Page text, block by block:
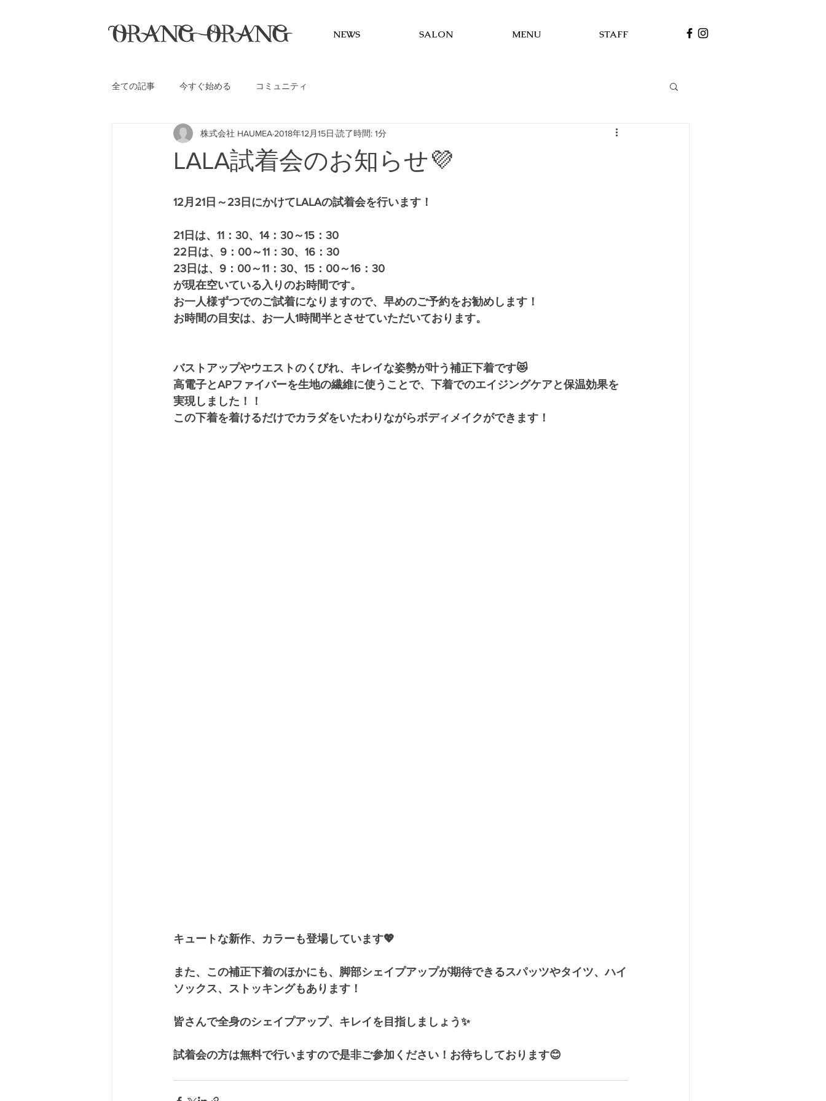
NEWS SALON MENU STAFF
全ての記事 今すぐ始める コミュニティ
LALA試着会のお知らせ💜
株式会社 HAUMEA 2018年12月15日 読了時間: 1分
12月21日～23日にかけてLALAの試着会を行います！
21日は、11：30、14：30～15：30
22日は、9：00～11：30、16：30
23日は、9：00～11：30、15：00～16：30
が現在空いている入りのお時間です。
お一人様ずつでのご試着になりますので、早めのご予約をお勧めします！
お時間の目安は、お一人1時間半とさせていただいております。
バストアップやウエストのくびれ、キレイな姿勢が叶う補正下着です😻
高電子とAPファイバーを生地の繊維に使うことで、下着でのエイジングケアと保温効果を
実現しました！！
この下着を着けるだけでカラダをいたわりながらボディメイクができます！
キュートな新作、カラーも登場しています💖
また、この補正下着のほかにも、脚部シェイプアップが期待できるスパッツやタイツ、ハイ
ソックス、ストッキングもあります！
皆さんで全身のシェイプアップ、キレイを目指しましょう✨
試着会の方は無料で行いますので是非ご参加ください！お待ちしております😊